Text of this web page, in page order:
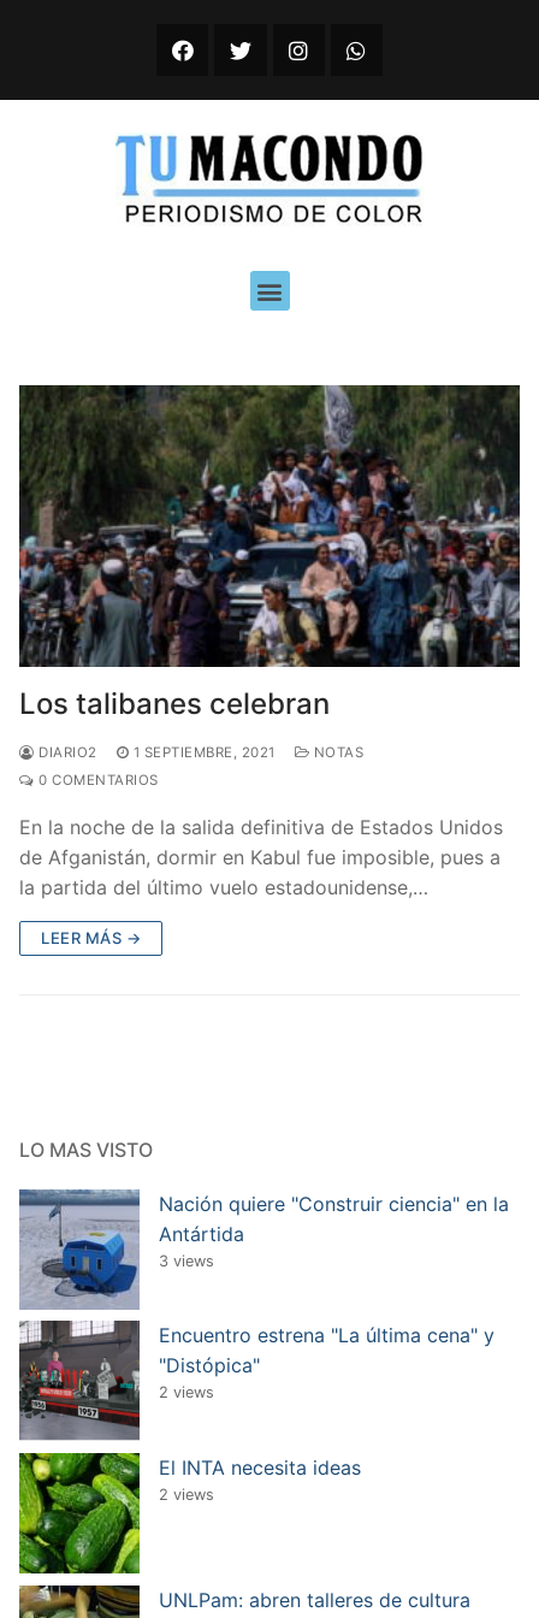
Los talibanes celebran
DIARIO2 1 SEPTIEMBRE, 2021
NOTAS
0 COMENTARIOS
En la noche de la salida definitiva de Estados Unidos
de Afganistán, dormir en Kabul fue imposible, pues a
la partida del último vuelo estadounidense,…
LEER MÁS →
LO MAS VISTO
Nación quiere "Construir ciencia" en la
Antártida
3 views
Encuentro estrena "La última cena" y
"Distópica"
2 views
El INTA necesita ideas
2 views
UNLPam: abren talleres de cultura